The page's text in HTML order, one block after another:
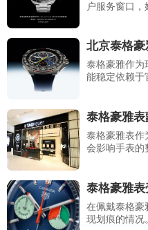
户服务窗口，
北京泰格
泰格豪雅作为
能稳定依赖于
泰格豪雅
泰格豪雅表作
会影响手表的
泰格豪雅
在佩戴泰格豪
现划痕的情况